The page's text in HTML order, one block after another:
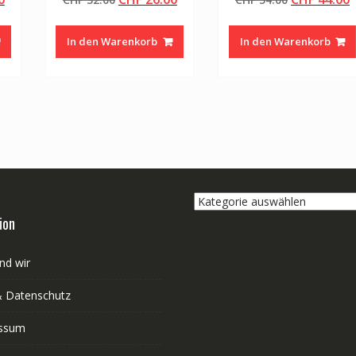
war:
CHF 32.00
In den Warenkorb
war:
CHF 54.00
In den Warenkorb
wir
Datenschutz
Kategorie